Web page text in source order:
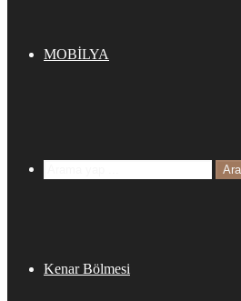
MOBİLYA
Kenar Bölmesi